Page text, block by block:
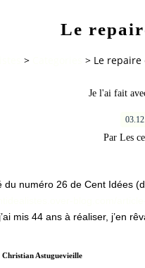
Le
> > Le
Je l'ai fait
Par Les
du numéro 26 de Cent Idées
mis 44 ans à réaliser, j’en
Christian Astuguevieille